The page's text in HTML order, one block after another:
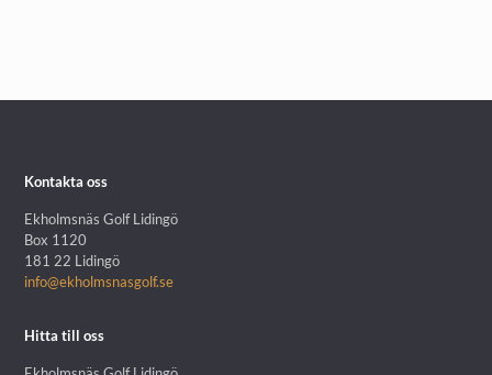
Kontakta oss
Ekholmsnäs Golf Lidingö
Box 1120
181 22 Lidingö
info@ekholmsnasgolf.se
Hitta till oss